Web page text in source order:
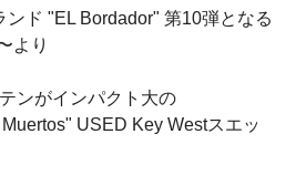
ド "EL Bordador" 第10弾となる
より
ンがインパクト大の
USED Key Westスエッ